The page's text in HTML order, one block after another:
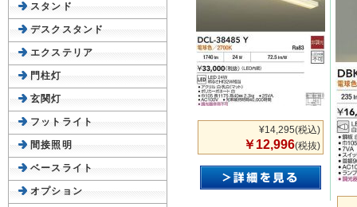
¥14,295(税込)
￥12,996(税抜)
スタンド
デスクスタンド
エクステリア
門柱灯
玄関灯
フットライト
間接照明
ベースライト
オプション